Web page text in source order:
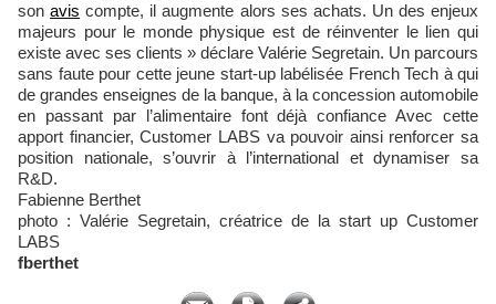
sonavis compte, il augmente alors ses achats. Un des enjeux
majeurs pour le monde physique est de réinventer le lien qui
existe avec ses clients » déclare Valérie Segretain. Un parcours
sans faute pour cette jeune start-up labélisée French Tech à qui
de grandes enseignes de la banque, à la concession automobile
en passant par l’alimentaire font déjà confiance Avec cette
apport financier, Customer LABS va pouvoir ainsi renforcer sa
position nationale, s’ouvrir à l’international et dynamiser sa
R&D.
Fabienne Berthet
photo : Valérie Segretain, créatrice de la start up Customer
LABS
fberthet